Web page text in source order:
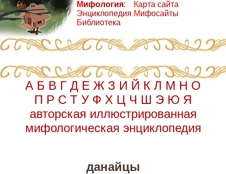
Мифология:
Энциклопедия
Библиотека
Карта сайта
Мифосайты
А Б В Г Д Е Ж З И Й К Л М Н О
П Р С Т У Ф Х Ц Ч Ш Э Ю Я
авторская иллюстрированная
мифологическая энциклопедия
данайцы